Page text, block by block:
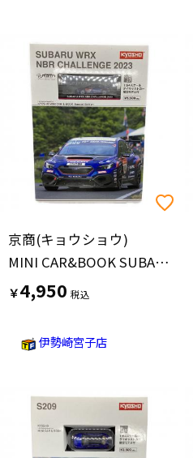
京商(キョウショウ)
MINI CAR&BOOK SUBARU WRX NBR CHALLENGE 2023 ミニカー
￥4,950
伊勢崎宮子店